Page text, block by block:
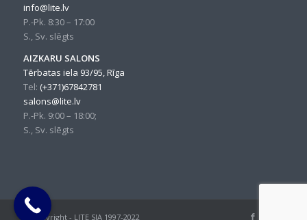
info@lite.lv
P.-Pk. 8:30 – 17:00
S., Sv. slēgts
AIZKARU SALONS
Tērbatas iela 93/95, Rīga
Tel: (+371)67842781
salons@lite.lv
P.-Pk. 9:00 – 18:00;
S., Sv. slēgts
© Copyright - LITE SIA 1997-2022